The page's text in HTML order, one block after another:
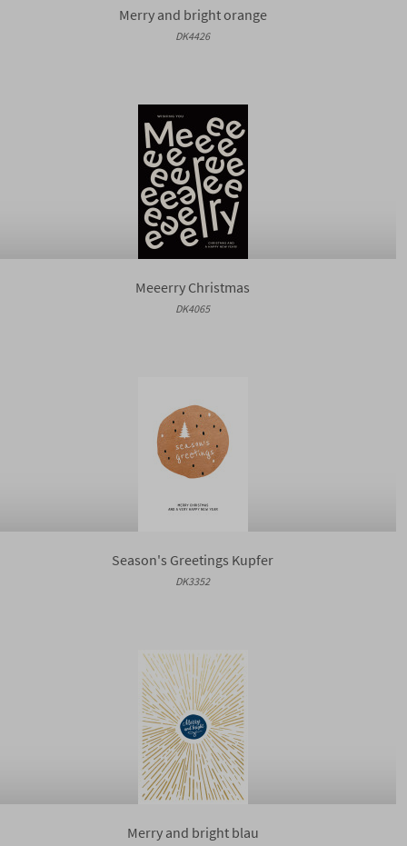
Merry and bright orange
DK4426
Meeerry Christmas
DK4065
Season's Greetings Kupfer
DK3352
Merry and bright blau